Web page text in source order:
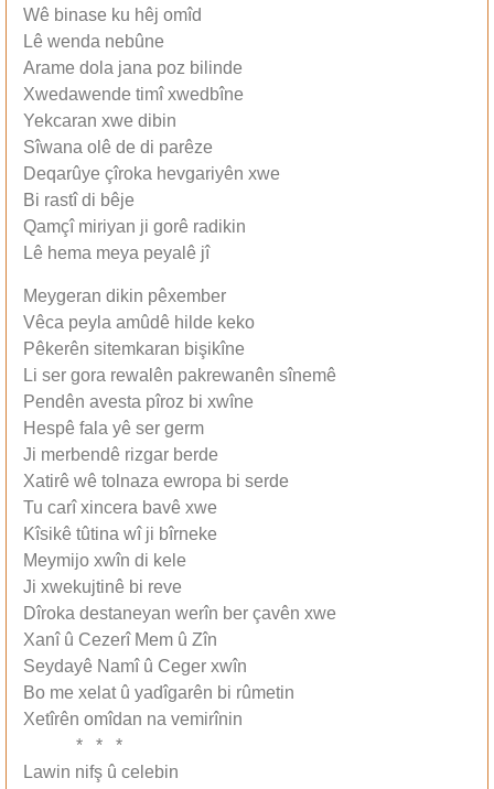
Wê binase ku hêj omîd
Lê wenda nebûne
Arame dola jana poz bilinde
Xwedawende timî xwedbîne
Yekcaran xwe dibin
Sîwana olê de di parêze
Deqarûye çîroka hevgariyên xwe
Bi rastî di bêje
Qamçî miriyan ji gorê radikin
Lê hema meya peyalê jî
Meygeran dikin pêxember
Vêca peyla amûdê hilde keko
Pêkerên sitemkaran bişikîne
Li ser gora rewalên pakrewanên sînemê
Pendên avesta pîroz bi xwîne
Hespê fala yê ser germ
Ji merbendê rizgar berde
Xatirê wê tolnaza ewropa bi serde
Tu carî xincera bavê xwe
Kîsikê tûtina wî ji bîrneke
Meymijo xwîn di kele
Ji xwekujtinê bi reve
Dîroka destaneyan werîn ber çavên xwe
Xanî û Cezerî Mem û Zîn
Seydayê Namî û Ceger xwîn
Bo me xelat û yadîgarên bi rûmetin
Xetîrên omîdan na vemirînin
* * *
Lawin nifş û celebin